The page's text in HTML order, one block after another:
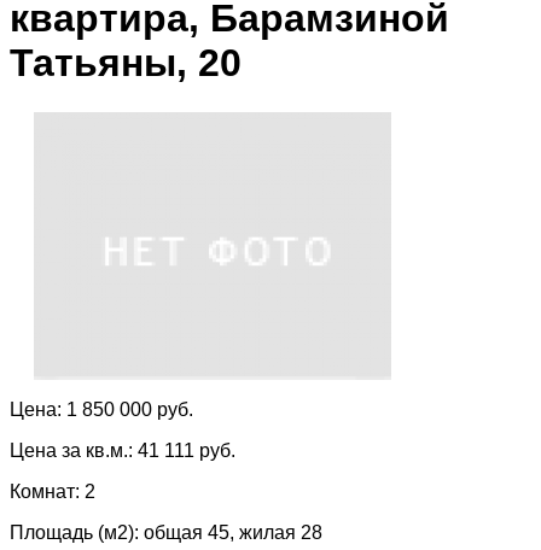
квартира, Барамзиной
Татьяны, 20
Цена: 1 850 000 руб.
Цена за кв.м.: 41 111 руб.
Комнат: 2
Площадь (м2): общая 45, жилая 28